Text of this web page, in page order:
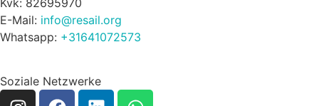
E-Mail: info@resail.org
Whatsapp: +31641072573
Soziale Netzwerke